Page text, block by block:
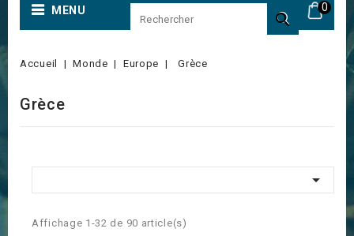
0
MENU 
Accueil Monde Europe Grèce
Grèce

Affichage 1-32 de 90 article(s)